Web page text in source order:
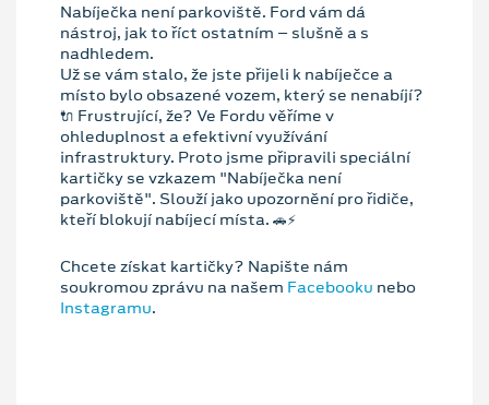
Nabíječka není parkoviště. Ford vám dá
nástroj, jak to říct ostatním – slušně a s
nadhledem.
Už se vám stalo, že jste přijeli k nabíječce a
místo bylo obsazené vozem, který se nenabíjí?
🔌 Frustrující, že? Ve Fordu věříme v
ohleduplnost a efektivní využívání
infrastruktury. Proto jsme připravili speciální
kartičky se vzkazem "Nabíječka není
parkoviště". Slouží jako upozornění pro řidiče,
kteří blokují nabíjecí místa. 🚗⚡️
Chcete získat kartičky? Napište nám
soukromou zprávu na našem Facebooku nebo
Instagramu.